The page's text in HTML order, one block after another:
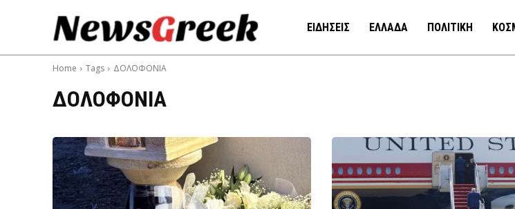
ΕΙΔΗΣΕΙΣ ΕΛΛΑΔΑ ΠΟΛΙΤΙΚΗ
Home Tags ΔΟΛΟΦΟΝΙΑ
ΔΟΛΟΦΟΝΙΑ